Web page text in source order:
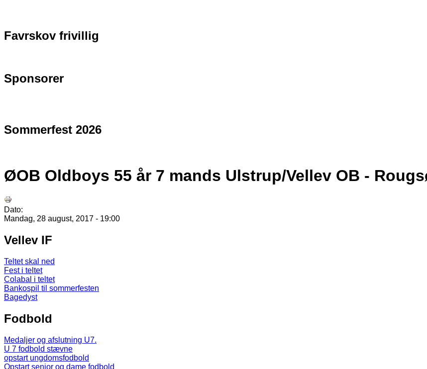
Favrskov frivillig
Sponsorer
Sommerfest 2026
ØOB Oldboys 55 år 7 mands Ulstrup/Vellev OB -
Dato:
Mandag, 28 august, 2017 - 19:00
Vellev IF
Teltet skal ned
Fest i teltet
Colabal i teltet
Bankospil til sommerfesten
Bagedyst
Fodbold
Medaljer og afslutning U7.
U 7 fodbold stævne
opstart ungdomsfodbold
Opstart senior og dame fodbold